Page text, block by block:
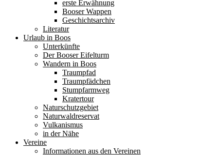
erste Erwähnung
Booser Wappen
Geschichtsarchiv
Literatur
Urlaub in Boos
Unterkünfte
Der Booser Eifelturm
Wandern in Boos
Traumpfad
Traumpfädchen
Stumpfarmweg
Kratertour
Naturschutzgebiet
Naturwaldreservat
Vulkanismus
in der Nähe
Vereine
Informationen aus den Vereinen